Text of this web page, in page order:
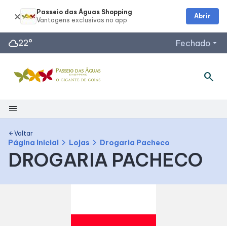
cloud22° Fechado arrow_drop_down
Horários de Funcionamento
Lojas
Acessar todos os horários
search
menu
Shopping
Mapa Interno
Como Chegar
arrow_backVoltar
Página Inicial chevron_right Lojas chevron_right Drogaria Pacheco
DROGARIA PACHECO
Passeio das Águas Shopping
Abrir